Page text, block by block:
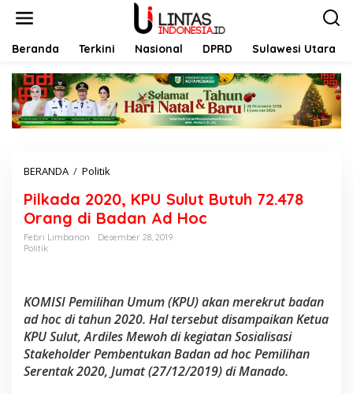
Beranda Terkini Nasional DPRD Sulawesi Utara
BERANDA / Politik
l
k
a
d
2
K
P
U
Pilkada 2020, KPU Sulut Butuh 72.478
Orang di Badan Ad Hoc
Febri Limbanon
Desember 28, 2019
Politik
KOMISI Pemilihan Umum (KPU) akan merekrut badan
ad hoc di tahun 2020. Hal tersebut disampaikan Ketua
KPU Sulut, Ardiles Mewoh di kegiatan Sosialisasi
Stakeholder Pembentukan Badan ad hoc Pemilihan
Serentak 2020, Jumat (27/12/2019) di Manado.